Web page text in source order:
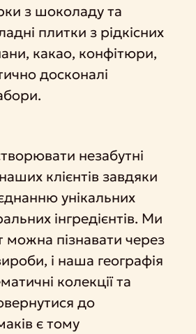
з шоколаду та
плитки з рідкісних
какао, конфітюри,
досконалі
незабутні
клієнтів завдяки
унікальних
інгредієнтів. Ми
можна пізнавати через
і наша географія
колекції та
до
є тому